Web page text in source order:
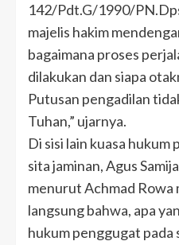
142/Pdt.G/1990/
majelis hakim
bagaimana proses
dilakukan dan siapa
Putusan pengadilan
Tuhan,” ujarnya.
Di sisi lain kuasa
sita jaminan, Agus
menurut Achmad Rowa
langsung bahwa, apa
hukum penggugat